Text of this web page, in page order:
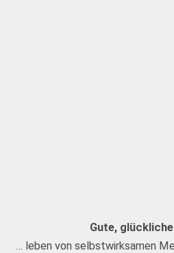
Gute,
… leben von selbstwirksamen